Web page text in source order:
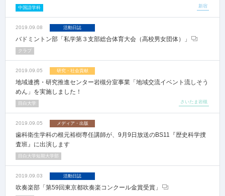
新宿
中国語学科
2019.09.08 活動日誌
バドミントン部「私学第３支部総合体育大会（高校男女団体）」
クラブ
2019.09.05 研究・社会貢献
地域連携・研究推進センター岩槻分室事業「地域交流イベント流しそう
めん」を実施しました！
さいたま岩槻
目白大学
2019.09.05 メディア・出版
歯科衛生学科の根元裕樹専任講師が、9月9日放送のBS11『歴史科学捜
査班』に出演します
目白大学短期大学部
2019.09.03 活動日誌
吹奏楽部「第59回東京都吹奏楽コンクール金賞受賞」